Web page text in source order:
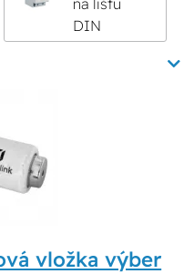
na lištu
DIN
vložka výber